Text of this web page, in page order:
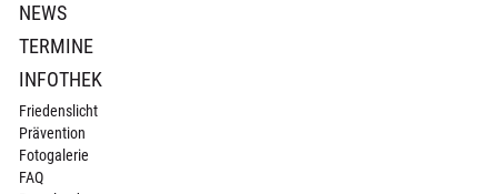
NEWS
TERMINE
INFOTHEK
Friedenslicht
Prävention
Fotogalerie
FAQ